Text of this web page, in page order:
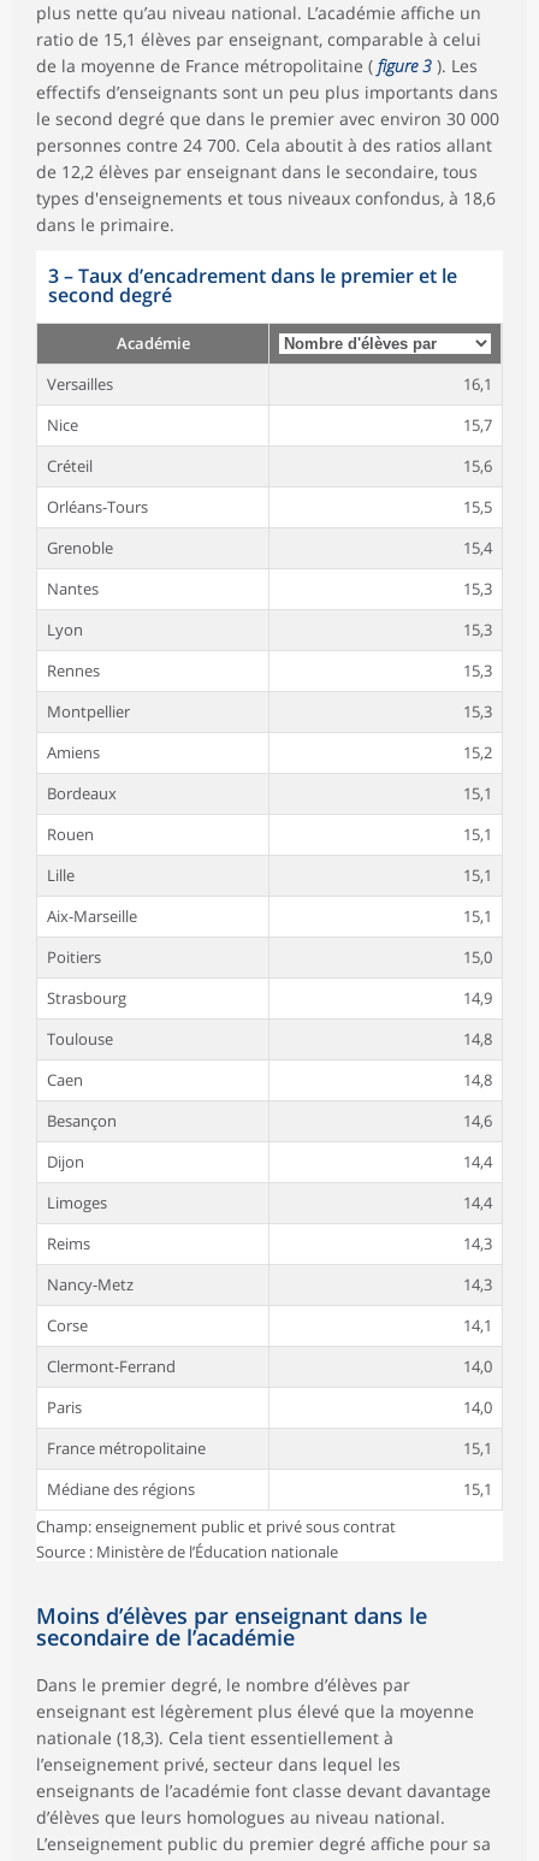
plus nette qu’au niveau national. L’académie affiche un
ratio de 15,1 élèves par enseignant, comparable à celui
de la moyenne de France métropolitaine ( figure 3 ). Les
effectifs d’enseignants sont un peu plus importants dans
le second degré que dans le premier avec environ 30 000
personnes contre 24 700. Cela aboutit à des ratios allant
de 12,2 élèves par enseignant dans le secondaire, tous
types d'enseignements et tous niveaux confondus, à 18,6
dans le primaire.
3–Taux d’encadrement dans le premier et le
second degré
Académie
Versailles
16,1
Nice
15,7
Créteil
15,6
Orléans-Tours
15,5
Grenoble
15,4
Nantes
15,3
Lyon
15,3
Rennes
15,3
Montpellier
15,3
Amiens
15,2
Bordeaux
15,1
Rouen
15,1
Lille
15,1
Aix-Marseille
15,1
Poitiers
15,0
Strasbourg
14,9
Toulouse
14,8
Caen
14,8
Besançon
14,6
Dijon
14,4
Limoges
14,4
Reims
14,3
Nancy-Metz
14,3
Corse
14,1
Clermont-Ferrand
14,0
Paris
14,0
France métropolitaine
15,1
Médiane des régions
15,1
Champ: enseignement public et privé sous contrat
Source : Ministère de l’Éducation nationale
Moins d’élèves par enseignant dans le
secondaire de l’académie
Dans le premier degré, le nombre d’élèves par
enseignant est légèrement plus élevé que la moyenne
nationale (18,3). Cela tient essentiellement à
l’enseignement privé, secteur dans lequel les
enseignants de l’académie font classe devant davantage
d’élèves que leurs homologues au niveau national.
L’enseignement public du premier degré affiche pour sa